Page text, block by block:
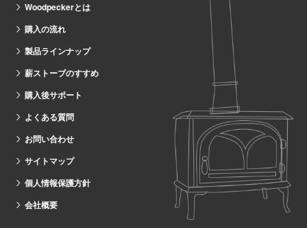
Woodpeckerとは
購入の流れ
製品ラインナップ
薪ストーブのすすめ
購入後サポート
よくある質問
お問い合わせ
サイトマップ
個人情報保護方針
会社概要